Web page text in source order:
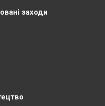
заходи